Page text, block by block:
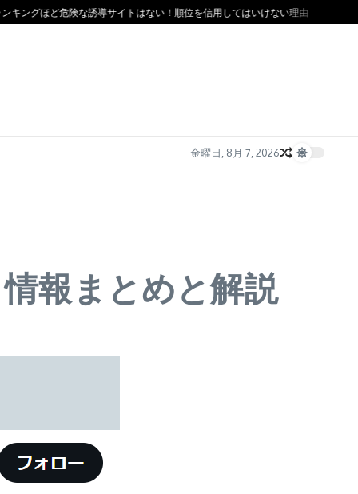
グほど危険な誘導サイトはない！順位を信用してはいけない理由 ソフト闇金
金曜日, 8月 7, 2026
報まとめと解説